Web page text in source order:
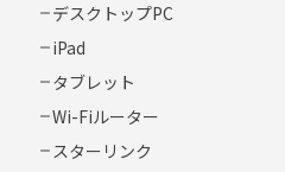
デスクトップPC
iPad
タブレット
Wi-Fiルーター
スターリンク